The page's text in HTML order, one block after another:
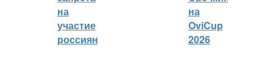
на
участие
россиян
на
OviCup
2026